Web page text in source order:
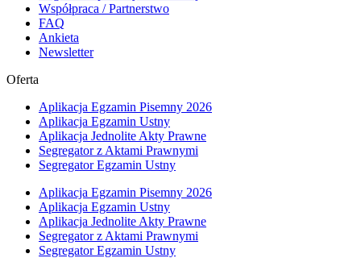
Współpraca / Partnerstwo
FAQ
Ankieta
Newsletter
Oferta
Aplikacja Egzamin Pisemny 2026
Aplikacja Egzamin Ustny
Aplikacja Jednolite Akty Prawne
Segregator z Aktami Prawnymi
Segregator Egzamin Ustny
Aplikacja Egzamin Pisemny 2026
Aplikacja Egzamin Ustny
Aplikacja Jednolite Akty Prawne
Segregator z Aktami Prawnymi
Segregator Egzamin Ustny